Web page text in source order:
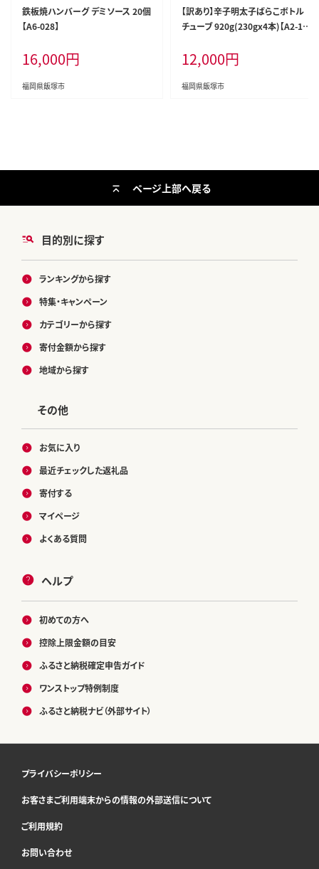
鉄板焼ハンバーグ デミソース 20個
【A6-028】
16,000円
福岡県飯塚市
【訳あり】辛子明太子ばらこボトル
チューブ 920g(230gx4本)【A2-12
12,000円
福岡県飯塚市
目的別に探す
ランキングから探す
特集・キャンペーン
カテゴリーから探す
寄付金額から探す
地域から探す
その他
お気に入り
最近チェックした返礼品
寄付する
マイページ
よくある質問
ヘルプ
初めての方へ
控除上限金額の目安
ふるさと納税確定申告ガイド
ワンストップ特例制度
ふるさと納税ナビ（外部サイト）
ページ上部へ戻る
プライバシーポリシー
お客さまご利用端末からの情報の外部送信について
ご利用規約
お問い合わせ